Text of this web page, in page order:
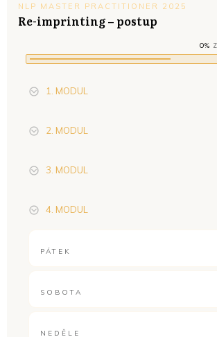
NLP MASTER PRACTITIONER 2025
Re-imprinting – postup
0%
1. MODUL
2. MODUL
3. MODUL
4. MODUL
PÁTEK
SOBOTA
NEDĚLE